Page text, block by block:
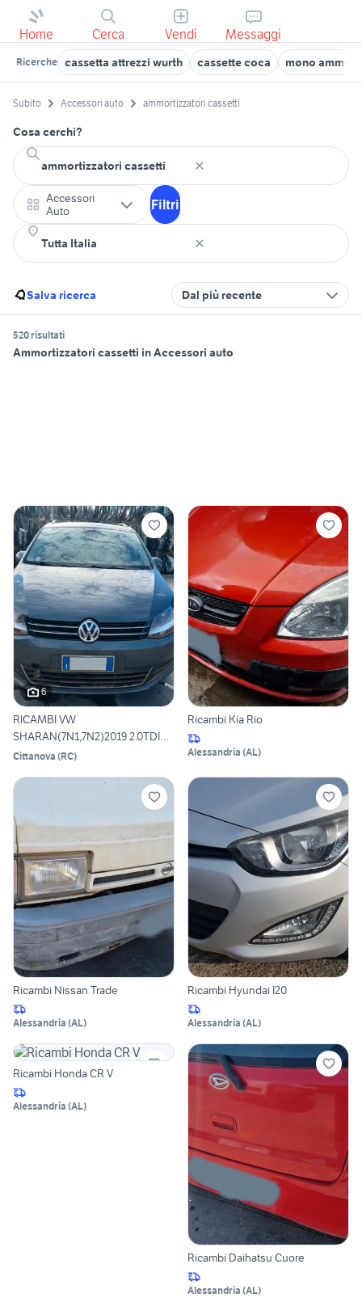
Home Cerca Vendi Messaggi
Ricerche cassetta attrezzi wurth cassette coca mono
Subito Accessori auto ammortizzatori cassetti
Cosa cerchi?
Accessori
Auto
Filtri
Salva ricerca Dal più recente
520 risultati
Ammortizzatori cassetti in Accessori auto
6
RICAMBI VW
SHARAN(7N1,7N2)2019 2.0TDI
150CV DLT
Cittanova (RC)
Ricambi Kia Rio
Alessandria (AL)
Ricambi Nissan Trade
Alessandria (AL)
Ricambi Hyundai I20
Alessandria (AL)
Ricambi Honda CR V
Alessandria (AL)
Ricambi Daihatsu Cuore
Alessandria (AL)